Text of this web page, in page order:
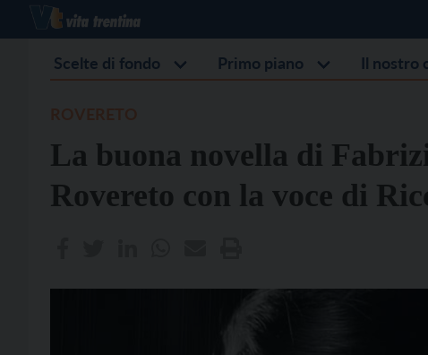
Scelte di fondo Primo piano Il nostro
La buona novella di
Rovereto con la voce di